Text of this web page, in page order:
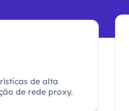
de alta
de rede proxy.